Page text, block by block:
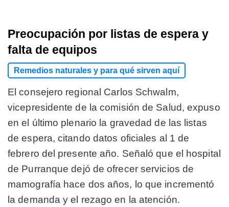
Preocupación por listas de espera y
falta de equipos
Remedios naturales y para qué sirven aquí
El consejero regional Carlos Schwalm,
vicepresidente de la comisión de Salud, expuso
en el último plenario la gravedad de las listas
de espera, citando datos oficiales al 1 de
febrero del presente año. Señaló que el hospital
de Purranque dejó de ofrecer servicios de
mamografía hace dos años, lo que incrementó
la demanda y el rezago en la atención.